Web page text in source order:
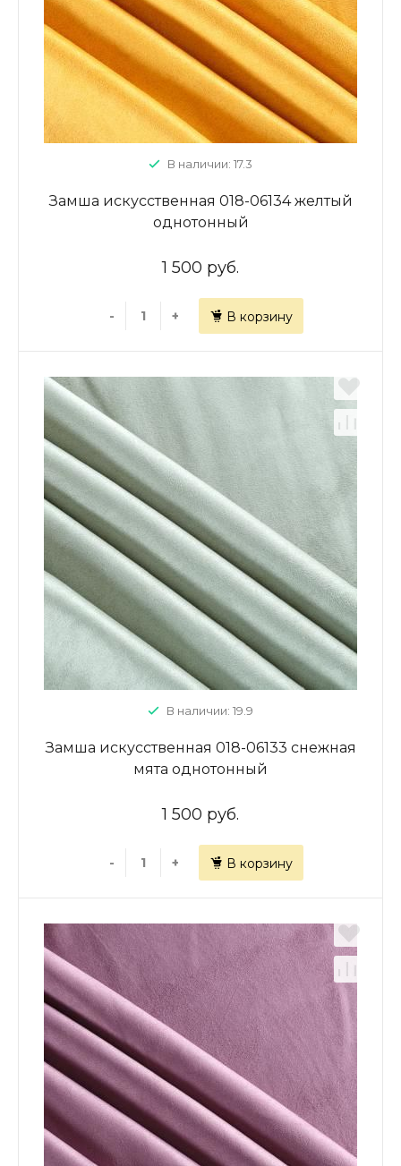
В наличии: 17.3
Замша искусственная 018-06134 желтый
однотонный
1 500 руб.
- + В корзину
В наличии: 19.9
Замша искусственная 018-06133 снежная
мята однотонный
1 500 руб.
- + В корзину